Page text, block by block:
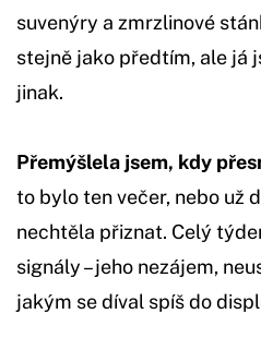
suvenýry a zmrzlinové
stejně jako předtím, ale já
jinak.
Přemýšlela jsem, kdy
to bylo ten večer, nebo už
nechtěla přiznat. Celý
signály – jeho nezájem,
jakým se díval spíš do